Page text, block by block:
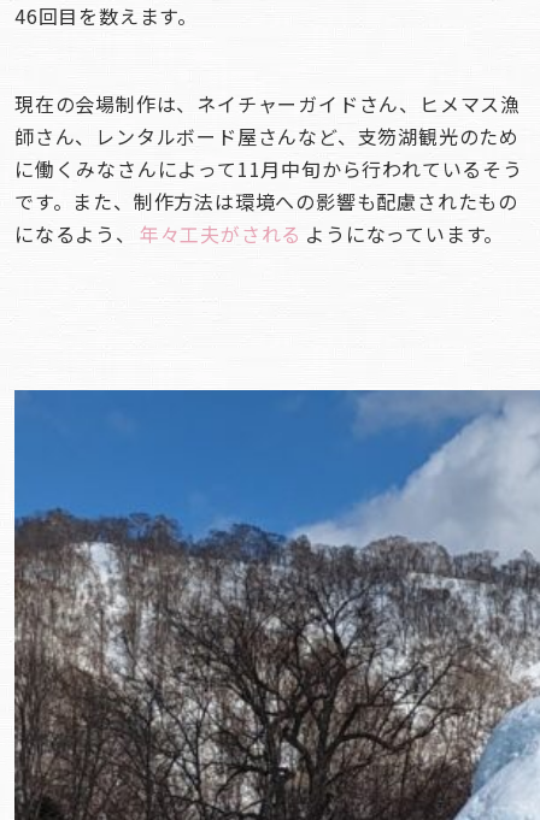
46回目を数えます。
現在の会場制作は、ネイチャーガイドさん、ヒメマス漁
師さん、レンタルボード屋さんなど、支笏湖観光のため
に働くみなさんによって11月中旬から行われているそう
です。また、制作方法は環境への影響も配慮されたもの
になるよう、 年々工夫がされる ようになっています。